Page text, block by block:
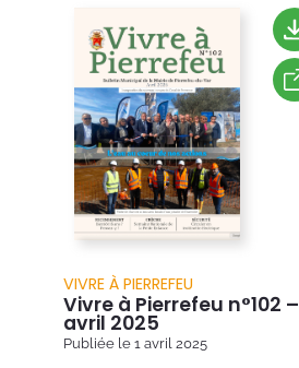
VIVRE À PIERREFEU
Vivre à Pierrefeu n°102 –
avril 2025
Publiée le 1 avril 2025